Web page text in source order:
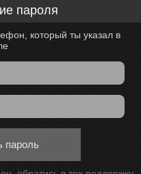
пароля
который ты указал в
пароль